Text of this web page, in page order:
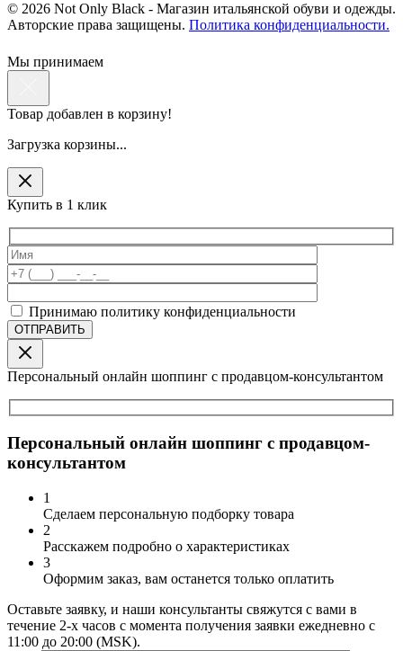
© 2026 Not Only Black - Магазин итальянской обуви и одежды.
Авторские права защищены. Политика конфиденциальности.
Мы принимаем
Товар добавлен в корзину!
Загрузка корзины...
Купить в 1 клик
Принимаю политику конфиденциальности
Персональный онлайн шоппинг с продавцом-консультантом
Персональный онлайн шоппинг с продавцом-
консультантом
1
Сделаем персональную подборку товара
2
Расскажем подробно о характеристиках
3
Оформим заказ, вам останется только оплатить
Оставьте заявку, и наши консультанты свяжутся с вами в
течение 2-х часов с момента получения заявки ежедневно с
11:00 до 20:00 (MSK).